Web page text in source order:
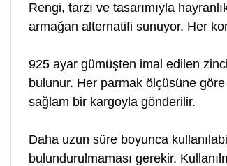
Rengi, tarzı ve tasarımıyla
armağan alternatifi sunuyor. Her
925 ayar gümüşten imal edilen
bulunur. Her parmak ölçüsüne
sağlam bir kargoyla gönderilir.
Daha uzun süre boyunca
bulundurulmaması gerekir.